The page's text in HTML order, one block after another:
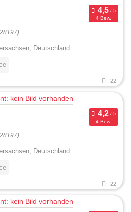
4 Bew.
Deutschland
22
4 Bew.
Deutschland
22